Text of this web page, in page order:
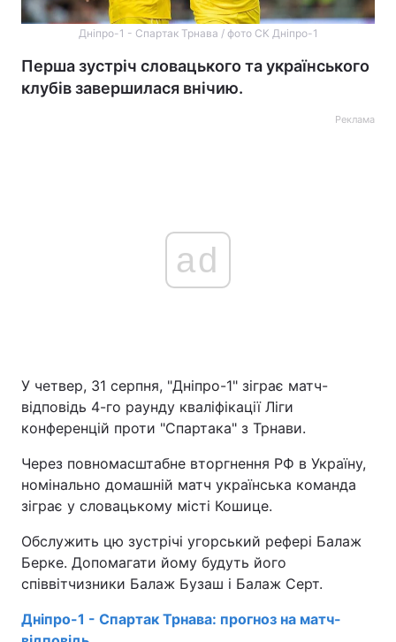
Дніпро-1 - Спартак Трнава / фото СК Дніпро-1
Перша зустріч словацького та українського
клубів завершилася внічию.
Реклама
ad
У четвер, 31 серпня, "Дніпро-1" зіграє матч-
відповідь 4-го раунду кваліфікації Ліги
конференцій проти "Спартака" з Трнави.
Через повномасштабне вторгнення РФ в Україну,
номінально домашній матч українська команда
зіграє у словацькому місті Кошице.
Обслужить цю зустрічі угорський рефері Балаж
Берке. Допомагати йому будуть його
співвітчизники Балаж Бузаш і Балаж Серт.
Дніпро-1 - Спартак Трнава: прогноз на матч-